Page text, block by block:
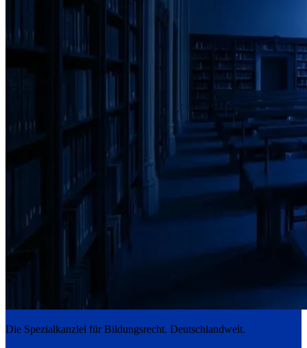
Die Spezialkanzlei für Bildungsrecht. Deutschlandweit.